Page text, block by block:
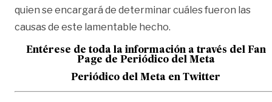
quien se encargará de determinar cuáles fueron las
causas de este lamentable hecho.
Entérese de toda la información a través del Fan
Page de Periódico del Meta
Periódico del Meta en Twitter